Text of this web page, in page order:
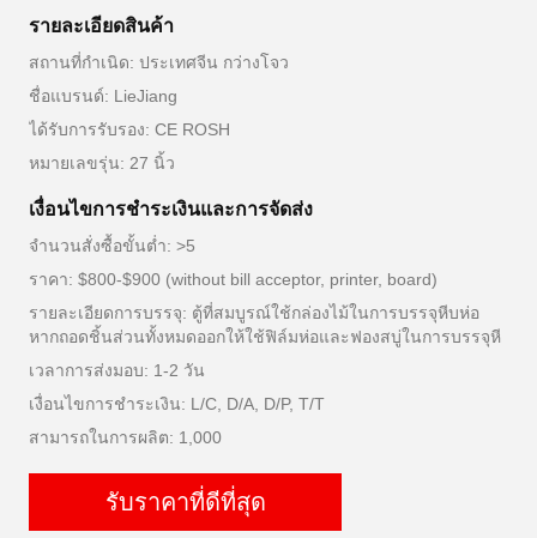
รายละเอียดสินค้า
สถานที่กำเนิด: ประเทศจีน กว่างโจว
ชื่อแบรนด์: LieJiang
ได้รับการรับรอง: CE ROSH
หมายเลขรุ่น: 27 นิ้ว
เงื่อนไขการชําระเงินและการจัดส่ง
จำนวนสั่งซื้อขั้นต่ำ: >5
ราคา: $800-$900 (without bill acceptor, printer, board)
รายละเอียดการบรรจุ: ตู้ที่สมบูรณ์ใช้กล่องไม้ในการบรรจุหีบห่อ
หากถอดชิ้นส่วนทั้งหมดออกให้ใช้ฟิล์มห่อและฟองสบู่ในการบรรจุหี
เวลาการส่งมอบ: 1-2 วัน
เงื่อนไขการชำระเงิน: L/C, D/A, D/P, T/T
สามารถในการผลิต: 1,000
รับราคาที่ดีที่สุด